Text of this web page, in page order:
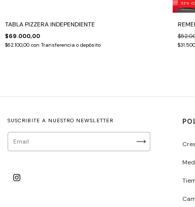
TABLA PIZZERA INDEPENDIENTE
$69.000,00
$62.100,00 con Transferencia o depósito
33 %
SUSCRIBITE A NUESTRO NEWSLETTER